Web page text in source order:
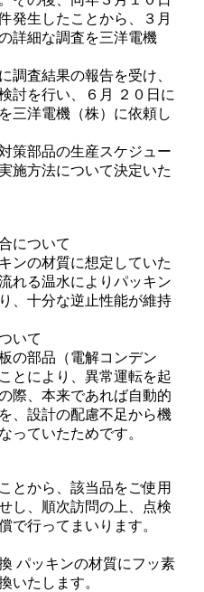
発生したことから、３月
詳細な調査を三洋電機
調査結果の報告を受け、
討を行い、６月 ２０日に
三洋電機（株）に依頼し
策部品の生産スケジュー
施方法について決定いた
について
ンの材質に想定していた
れる温水によりパッキン
、十分な逆止性能が維持
いて
の部品（電解コンデン
とにより、異常運転を起
際、本来であれば自動的
、設計の配慮不足から機
っていたためです。
とから、該当品をご使用
し、順次訪問の上、点検
で行ってまいります。
パッキンの材質にフッ素
いたします。